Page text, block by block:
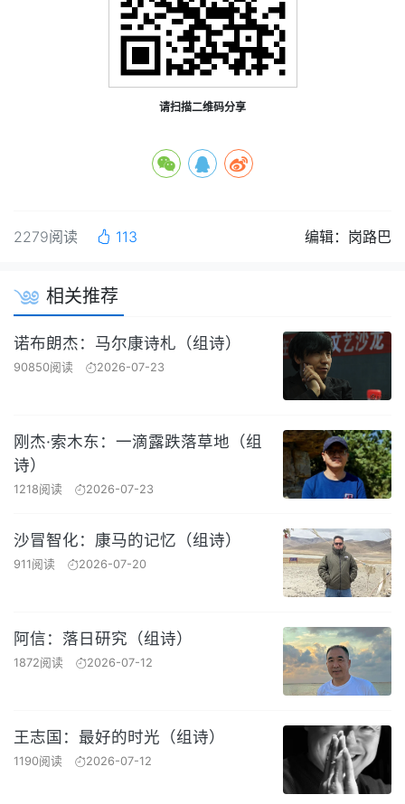
请扫描二维码分享
2279阅读 113 编辑：岗路巴
相关推荐
诺布朗杰：马尔康诗札（组诗）
90850阅读 2026-07-23
刚杰·索木东：一滴露跌落草地（组
诗）
1218阅读 2026-07-23
沙冒智化：康马的记忆（组诗）
911阅读 2026-07-20
阿信：落日研究（组诗）
1872阅读 2026-07-12
王志国：最好的时光（组诗）
1190阅读 2026-07-12